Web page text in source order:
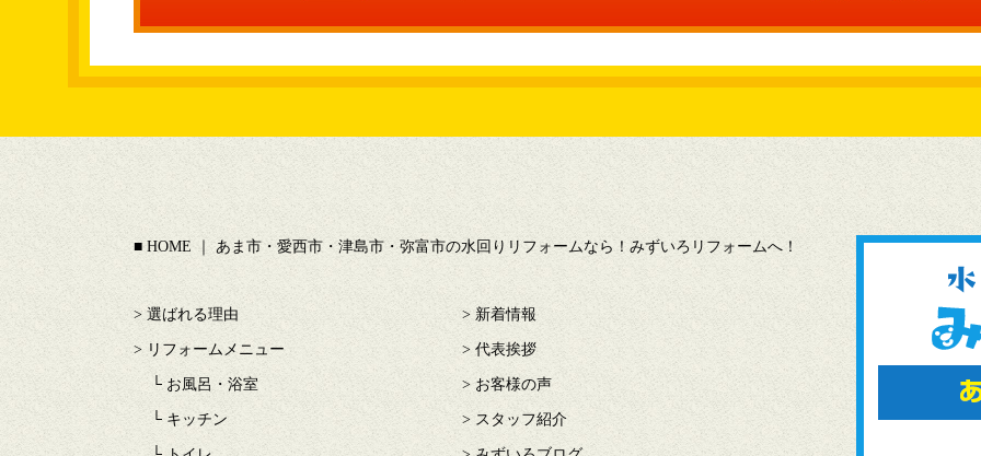
HOME ｜ あま市・愛西市・津島市・弥富市の水回りリフォームなら！みずいろリフォームへ！
選ばれる理由
リフォームメニュー
お風呂・浴室
キッチン
新着情報
代表挨拶
お客様の声
スタッフ紹介